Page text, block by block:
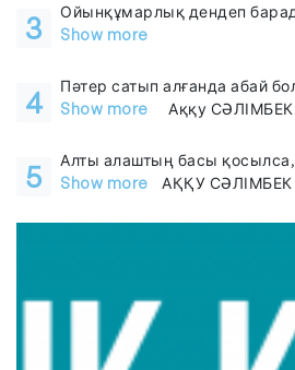
3
Ойынқұмарлық дендеп
Show more
4
Пәтер сатып алғанда абай
Show more
Аққу СӘЛІМБЕК
5
Алты алаштың басы қосылса,
Show more
АҚҚУ СӘЛІМБЕК